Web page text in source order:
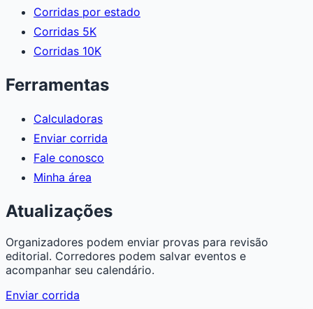
Corridas por estado
Corridas 5K
Corridas 10K
Ferramentas
Calculadoras
Enviar corrida
Fale conosco
Minha área
Atualizações
Organizadores podem enviar provas para revisão
editorial. Corredores podem salvar eventos e
acompanhar seu calendário.
Enviar corrida